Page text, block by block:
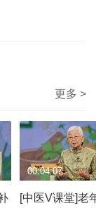
更多 >
[中医V课堂]老
00:04:07